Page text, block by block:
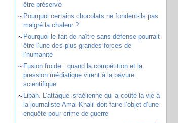
être préservé
~ Pourquoi certains chocolats ne fondent-ils pas
malgré la chaleur ?
~ Pourquoi le fait de naître sans défense pourrait
être l’une des plus grandes forces de
l’humanité
~ Fusion froide : quand la compétition et la
pression médiatique virent à la bavure
scientifique
~ Liban. L’attaque israélienne qui a coûté la vie à
la journaliste Amal Khalil doit faire l’objet d’une
enquête pour crime de guerre